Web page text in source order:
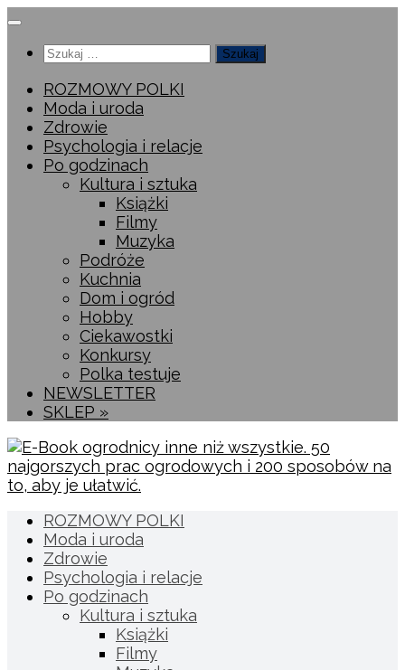
Przeskocz
treściSzukaj:
ROZMOWY POLKI
Moda i uroda
Zdrowie
Psychologia i relacje
Po godzinach
Kultura i sztuka
Książki
Filmy
Muzyka
Podróże
Kuchnia
Dom i ogród
Hobby
Ciekawostki
Konkursy
Polka testuje
NEWSLETTER
SKLEP »
ROZMOWY POLKI
Moda i uroda
Zdrowie
Psychologia i relacje
Po godzinach
Kultura i sztuka
Książki
Filmy